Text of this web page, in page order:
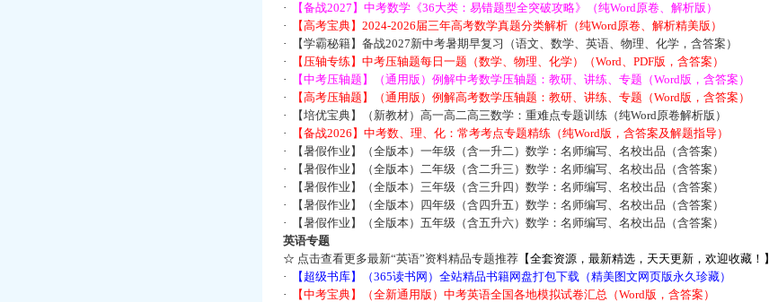
·
【备战2027】中考数学《36大类：易错题型全突破攻略》（纯Word原卷、解析版）
·
【高考宝典】2024-2026届三年高考数学真题分类解析（纯Word原卷、解析精美版）
·
【学霸秘籍】备战2027新中考暑期早复习（语文、数学、英语、物理、化学，含答案）
·
【压轴专练】中考压轴题每日一题（数学、物理、化学）（Word、PDF版，含答案）
·
【中考压轴题】（通用版）例解中考数学压轴题：教研、讲练、专题（Word版，含答案）
·
【高考压轴题】（通用版）例解高考数学压轴题：教研、讲练、专题（Word版，含答案）
·
【培优宝典】（新教材）高一高二高三数学：重难点专题训练（纯Word原卷解析版）
·
【备战2026】中考数、理、化：常考考点专题精练（纯Word版，含答案及解题指导）
·
【暑假作业】（全版本）一年级（含一升二）数学：名师编写、名校出品（含答案）
·
【暑假作业】（全版本）二年级（含二升三）数学：名师编写、名校出品（含答案）
·
【暑假作业】（全版本）三年级（含三升四）数学：名师编写、名校出品（含答案）
·
【暑假作业】（全版本）四年级（含四升五）数学：名师编写、名校出品（含答案）
·
【暑假作业】（全版本）五年级（含五升六）数学：名师编写、名校出品（含答案）
英语专题
☆ 点击查看更多最新“英语”资料精品专题推荐【全套资源，最新精选，天天更新，欢迎收藏！】
·
【超级书库】（365读书网）全站精品书籍网盘打包下载（精美图文网页版永久珍藏）
·
【中考宝典】（全新通用版）中考英语全国各地模拟试卷汇总（Word版，含答案）